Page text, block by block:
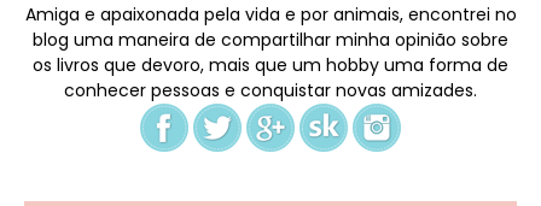
Amiga e apaixonada pela vida e por animais, encontrei no
blog uma maneira de compartilhar minha opinião sobre
os livros que devoro, mais que um hobby uma forma de
conhecer pessoas e conquistar novas amizades.